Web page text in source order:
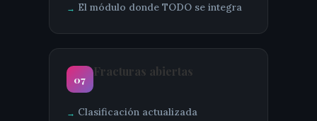
El módulo donde TODO se integra
07
Fracturas abiertas
Clasificación actualizada